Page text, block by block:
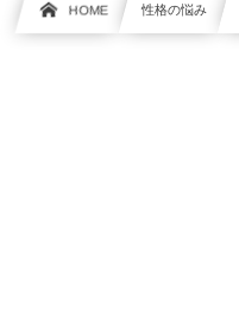
HOME 性格の悩み